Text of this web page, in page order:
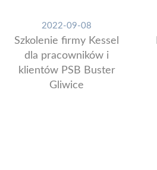
2022-09-08
Szkolenie firmy Kessel
dla pracowników i
klientów PSB Buster
Gliwice